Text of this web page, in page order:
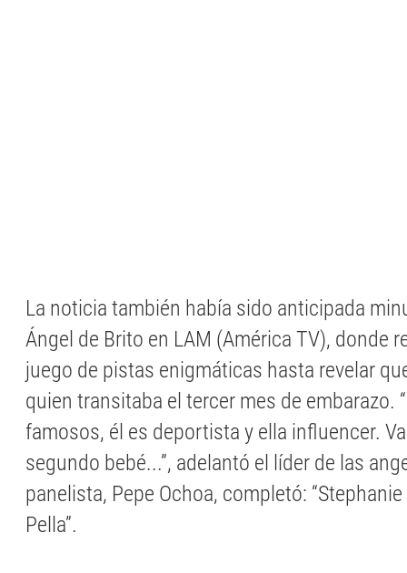
La noticia también había sido anticipada
Ángel de Brito en LAM (América TV), donde
juego de pistas enigmáticas hasta revelar
quien transitaba el tercer mes de embarazo.
famosos, él es deportista y ella influencer.
segundo bebé...”, adelantó el líder de las
panelista, Pepe Ochoa, completó:
Pella”.